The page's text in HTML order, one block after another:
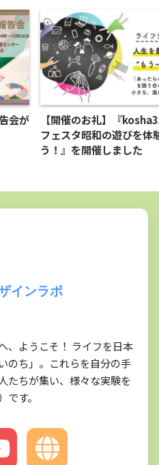
会が
【開催のお礼】『
フェスタ昭和の遊びを体
う！』を開催しました
インラボ
、ようこそ！ ライフを日本
のち」。これらを自分の手
たちが集い、様々な実験を
す。